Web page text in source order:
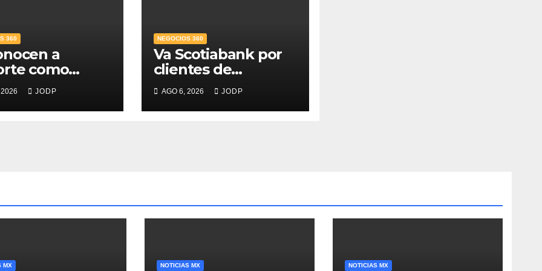
360
a
como
Banco para
supera 14%
JODP
NEGOCIOS 360
Va Scotiabank por
clientes de
patrimonio
emergente
AGO 6, 2026 JODP
MX NOTICIAS MX NOTICIAS MX